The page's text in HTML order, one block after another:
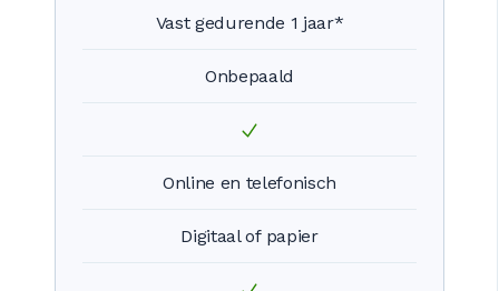
Vast gedurende 1 jaar*
Onbepaald
Online en telefonisch
Digitaal of papier